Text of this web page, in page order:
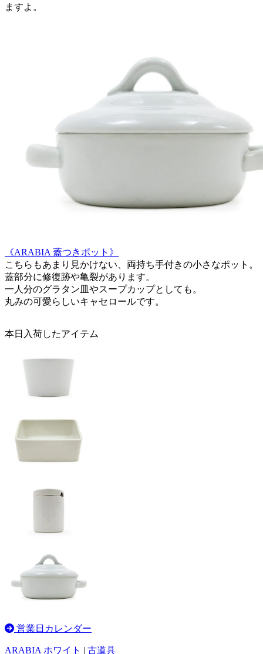
ますよ。
《ARABIA 蓋つきポット》
こちらもあまり見かけない、両持ち手付きの小さなポット。
蓋部分に修復跡や亀裂があります。
一人分のグラタン皿やスープカップとしても。
丸みの可愛らしいキャセロールです。
本日入荷したアイテム
営業日カレンダー
ARABIA ホワイト | 古道具